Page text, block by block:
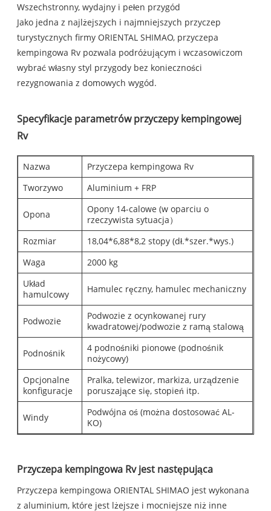
Wszechstronny, wydajny i pełen przygód
Jako jedna z najlżejszych i najmniejszych przyczep
turystycznych firmy ORIENTAL SHIMAO, przyczepa
kempingowa Rv pozwala podróżującym i wczasowiczom
wybrać własny styl przygody bez konieczności
rezygnowania z domowych wygód.
Specyfikacje parametrów przyczepy kempingowej
Rv
Nazwa
Przyczepa kempingowa Rv
Tworzywo
Aluminium + FRP
Opona
Opony 14-calowe (w oparciu o
rzeczywista sytuacja）
Rozmiar
18,04*6,88*8,2 stopy (dł.*szer.*wys.)
Waga
2000 kg
Układ
hamulcowy
Hamulec ręczny, hamulec mechaniczny
Podwozie
Podwozie z ocynkowanej rury
kwadratowej/podwozie z ramą stalową
Podnośnik
4 podnośniki pionowe (podnośnik
nożycowy)
Opcjonalne
konfiguracje
Pralka, telewizor, markiza, urządzenie
poruszające się, stopień itp.
Windy
Podwójna oś (można dostosować AL-
KO)
Przyczepa kempingowa Rv jest następująca
Przyczepa kempingowa ORIENTAL SHIMAO jest wykonana
z aluminium, które jest lżejsze i mocniejsze niż inne